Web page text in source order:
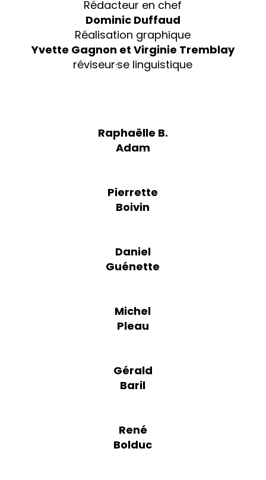
Rédacteur en chef
Dominic Duffaud
Réalisation graphique
Yvette Gagnon et Virginie Tremblay
réviseur·se linguistique
Raphaëlle B.
Adam
Pierrette
Boivin
Daniel
Guénette
Michel
Pleau
Gérald
Baril
René
Bolduc